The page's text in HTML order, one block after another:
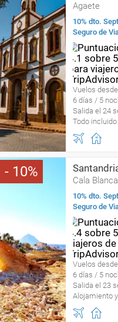
Agaete
10% dto.
Seguro de
Vuelos
6 días / 5
Salida el 24
Todo incluido
10
Cala Blanca
10% dto.
Seguro de
Vuelos
6 días / 5
Salida el 23
Alojamiento